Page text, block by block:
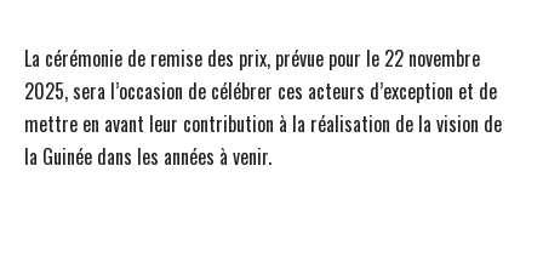
La cérémonie de remise des prix, prévue pour le 22 novembre
2025, sera l’occasion de célébrer ces acteurs d’exception et de
mettre en avant leur contribution à la réalisation de la vision de
la Guinée dans les années à venir.